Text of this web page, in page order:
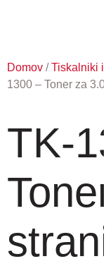
Domov /Tiskalniki
1300 – Toner za
TK-
strani